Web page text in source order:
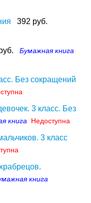
392 руб.
Бумажная книга
Без сокращений
3 класс. Без
книга Недоступна
3 класс
книга